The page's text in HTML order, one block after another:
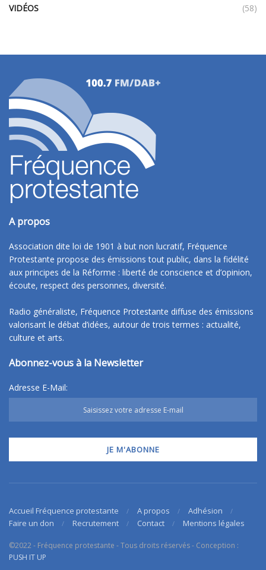
VIDÉOS
(58)
A propos
Association dite loi de 1901 à but non lucratif, Fréquence
Protestante propose des émissions tout public, dans la fidélité
aux principes de la Réforme : liberté de conscience et d’opinion,
écoute, respect des personnes, diversité.
Radio généraliste, Fréquence Protestante diffuse des émissions
valorisant le débat d’idées, autour de trois termes : actualité,
culture et arts.
Abonnez-vous à la Newsletter
Adresse E-Mail:
Accueil Fréquence protestante A propos
Adhésion
Faire un don
Recrutement Contact Mentions légales
©2022 - Fréquence protestante - Tous droits réservés - Conception :
PUSH IT UP